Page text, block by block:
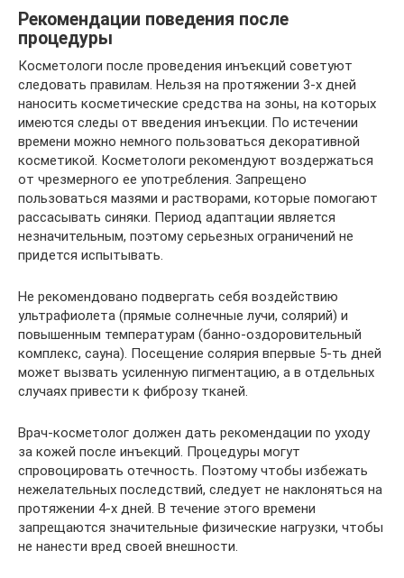
Рекомендации поведения после
процедуры
Косметологи после проведения инъекций советуют
следовать правилам. Нельзя на протяжении 3-х дней
наносить косметические средства на зоны, на которых
имеются следы от введения инъекции. По истечении
времени можно немного пользоваться декоративной
косметикой. Косметологи рекомендуют воздержаться
от чрезмерного ее употребления. Запрещено
пользоваться мазями и растворами, которые помогают
рассасывать синяки. Период адаптации является
незначительным, поэтому серьезных ограничений не
придется испытывать.
Не рекомендовано подвергать себя воздействию
ультрафиолета (прямые солнечные лучи, солярий) и
повышенным температурам (банно-оздоровительный
комплекс, сауна). Посещение солярия впервые 5-ть дней
может вызвать усиленную пигментацию, а в отдельных
случаях привести к фиброзу тканей.
Врач-косметолог должен дать рекомендации по уходу
за кожей после инъекций. Процедуры могут
спровоцировать отечность. Поэтому чтобы избежать
нежелательных последствий, следует не наклоняться на
протяжении 4-х дней. В течение этого времени
запрещаются значительные физические нагрузки, чтобы
не нанести вред своей внешности.